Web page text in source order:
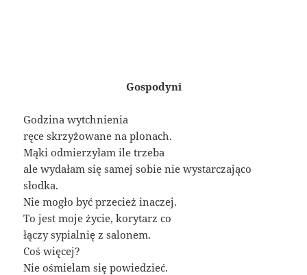
Gospodyni
Godzina wytchnienia
ręce skrzyżowane na plonach.
Mąki odmierzyłam ile trzeba
ale wydałam się samej sobie nie wystarczająco
słodka.
Nie mogło być przecież inaczej.
To jest moje życie, korytarz co
łączy sypialnię z salonem.
Coś więcej?
Nie ośmielam się powiedzieć.